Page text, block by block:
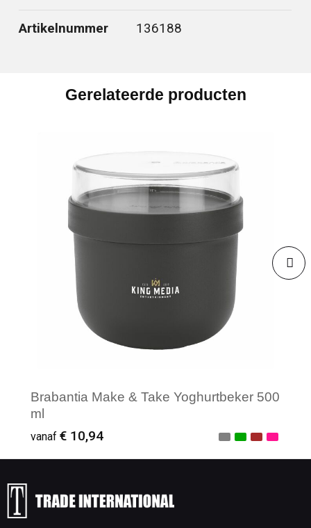
Artikelnummer 136188
Gerelateerde producten
Brabantia Make & Take Yoghurtbeker 500
ml
vanaf € 10,94
Minimale afname: 1